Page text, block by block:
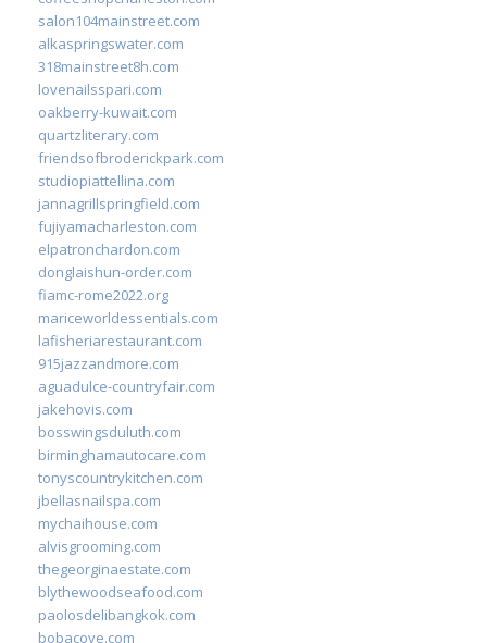
salon104mainstreet.com
alkaspringswater.com
318mainstreet8h.com
lovenailsspari.com
oakberry-kuwait.com
quartzliterary.com
friendsofbroderickpark.com
studiopiattellina.com
jannagrillspringfield.com
fujiyamacharleston.com
elpatronchardon.com
donglaishun-order.com
fiamc-rome2022.org
mariceworldessentials.com
lafisheriarestaurant.com
915jazzandmore.com
aguadulce-countryfair.com
jakehovis.com
bosswingsduluth.com
birminghamautocare.com
tonyscountrykitchen.com
jbellasnailspa.com
mychaihouse.com
alvisgrooming.com
thegeorginaestate.com
blythewoodseafood.com
paolosdelibangkok.com
bobacove.com